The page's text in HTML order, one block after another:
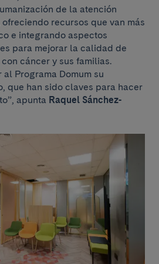
de la atención
recursos que van más
e integrando aspectos
para mejorar la calidad de
cáncer y sus familias.
Programa Domum su
que han sido claves para hacer
apunta Raquel Sánchez-